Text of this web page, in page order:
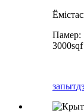
Памер:
3000sqf
запыт